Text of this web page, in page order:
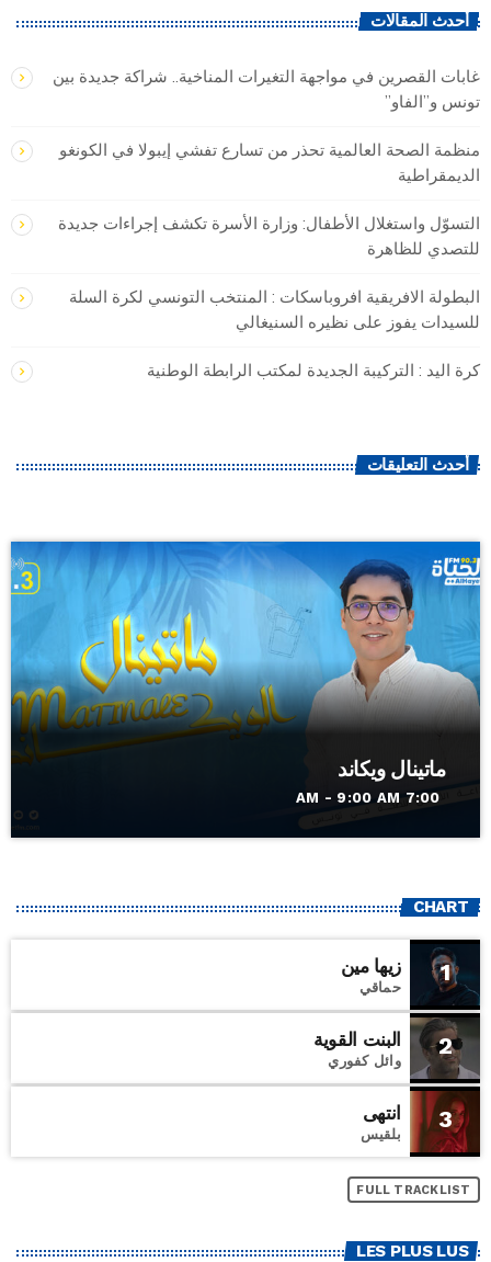
أحدث المقالات
غابات القصرين في مواجهة التغيرات المناخية.. شراكة جديدة بين
تونس و”الفاو”
منظمة الصحة العالمية تحذر من تسارع تفشي إيبولا في الكونغو
الديمقراطية
التسوّل واستغلال الأطفال: وزارة الأسرة تكشف إجراءات جديدة
للتصدي للظاهرة
البطولة الافريقية افروباسكات : المنتخب التونسي لكرة السلة
للسيدات يفوز على نظيره السنيغالي
كرة اليد : التركيبة الجديدة لمكتب الرابطة الوطنية
أحدث التعليقات
ماتينال ويكاند
7:00 AM - 9:00 AM
CHART
1 زيها مين
حماقي
2 البنت القوية
وائل كفوري
3 انتهى
بلقيس
FULL TRACKLIST
LES PLUS LUS